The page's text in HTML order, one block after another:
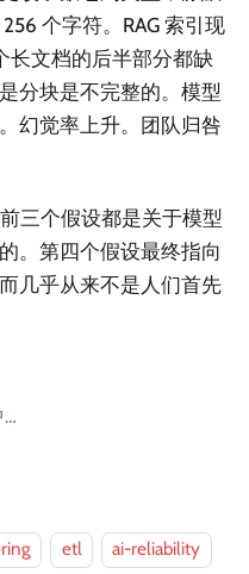
个字符。RAG 索引现
长文档的后半部分都缺
分块是不完整的。模型
幻觉率上升。团队归咎
三个假设都是关于模型
。第四个假设最终指向
几乎从来不是人们首先
…
etl
ai-reliability